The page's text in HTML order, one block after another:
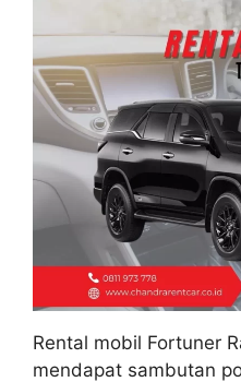
Rental mobil Fortuner
mendapat sambutan